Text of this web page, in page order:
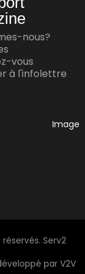
nous?
vous
à l'infolettre
Serv2
par V2V